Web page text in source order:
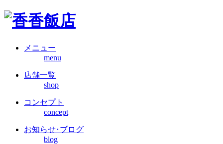
メニュー
menu
店舗一覧
shop
コンセプト
concept
お知らせ･ブログ
blog